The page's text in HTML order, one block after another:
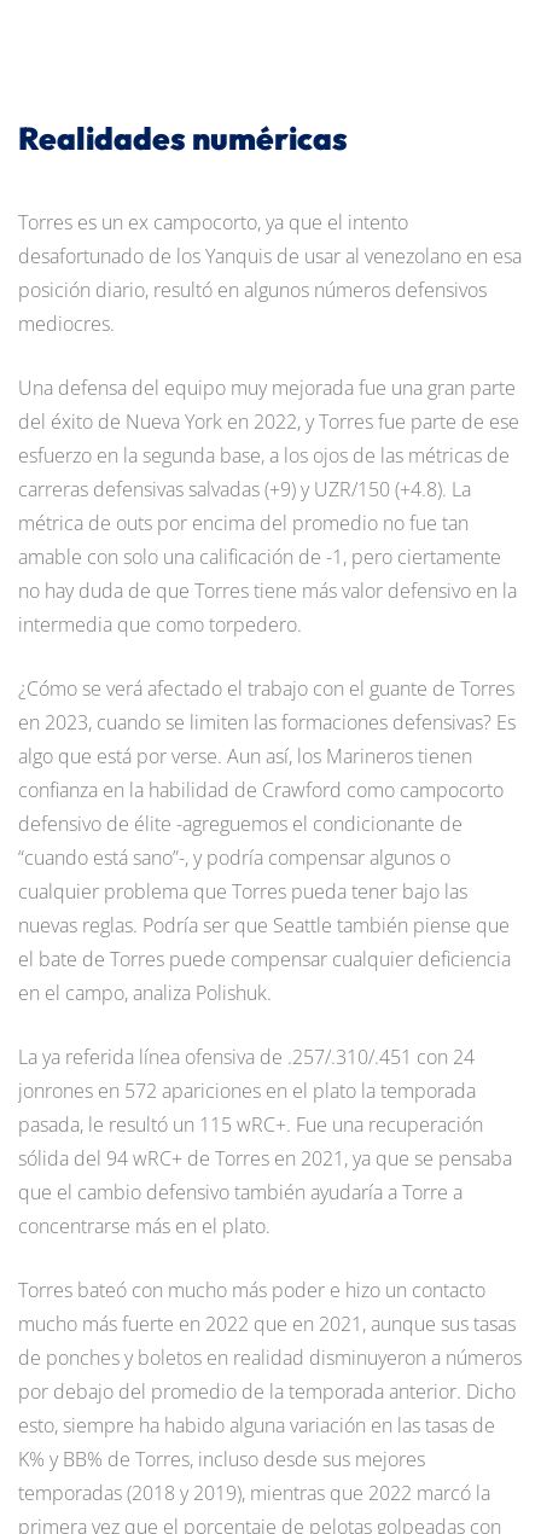
Realidades numéricas
Torres es un ex campocorto, ya que el intento
desafortunado de los Yanquis de usar al venezolano en esa
posición diario, resultó en algunos números defensivos
mediocres.
Una defensa del equipo muy mejorada fue una gran parte
del éxito de Nueva York en 2022, y Torres fue parte de ese
esfuerzo en la segunda base, a los ojos de las métricas de
carreras defensivas salvadas (+9) y UZR/150 (+4.8). La
métrica de outs por encima del promedio no fue tan
amable con solo una calificación de -1, pero ciertamente
no hay duda de que Torres tiene más valor defensivo en la
intermedia que como torpedero.
¿Cómo se verá afectado el trabajo con el guante de Torres
en 2023, cuando se limiten las formaciones defensivas? Es
algo que está por verse. Aun así, los Marineros tienen
confianza en la habilidad de Crawford como campocorto
defensivo de élite -agreguemos el condicionante de
“cuando está sano”-, y podría compensar algunos o
cualquier problema que Torres pueda tener bajo las
nuevas reglas. Podría ser que Seattle también piense que
el bate de Torres puede compensar cualquier deficiencia
en el campo, analiza Polishuk.
La ya referida línea ofensiva de .257/.310/.451 con 24
jonrones en 572 apariciones en el plato la temporada
pasada, le resultó un 115 wRC+. Fue una recuperación
sólida del 94 wRC+ de Torres en 2021, ya que se pensaba
que el cambio defensivo también ayudaría a Torre a
concentrarse más en el plato.
Torres bateó con mucho más poder e hizo un contacto
mucho más fuerte en 2022 que en 2021, aunque sus tasas
de ponches y boletos en realidad disminuyeron a números
por debajo del promedio de la temporada anterior. Dicho
esto, siempre ha habido alguna variación en las tasas de
K% y BB% de Torres, incluso desde sus mejores
temporadas (2018 y 2019), mientras que 2022 marcó la
primera vez que el porcentaje de pelotas golpeadas con